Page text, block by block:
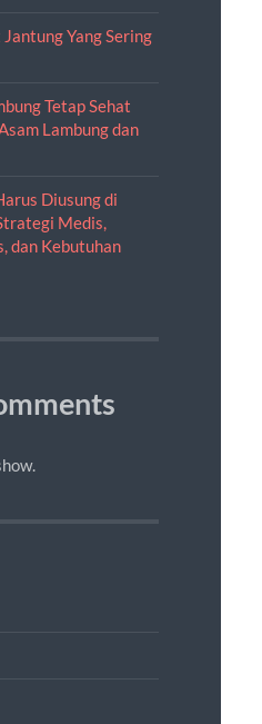
Yang Sering
Tetap Sehat
Lambung dan
Diusung di
Medis,
dan Kebutuhan